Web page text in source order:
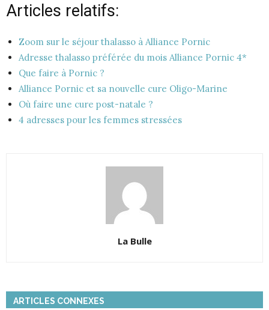
Articles relatifs:
Zoom sur le séjour thalasso à Alliance Pornic
Adresse thalasso préférée du mois Alliance Pornic 4*
Que faire à Pornic ?
Alliance Pornic et sa nouvelle cure Oligo-Marine
Où faire une cure post-natale ?
4 adresses pour les femmes stressées
La Bulle
ARTICLES CONNEXES